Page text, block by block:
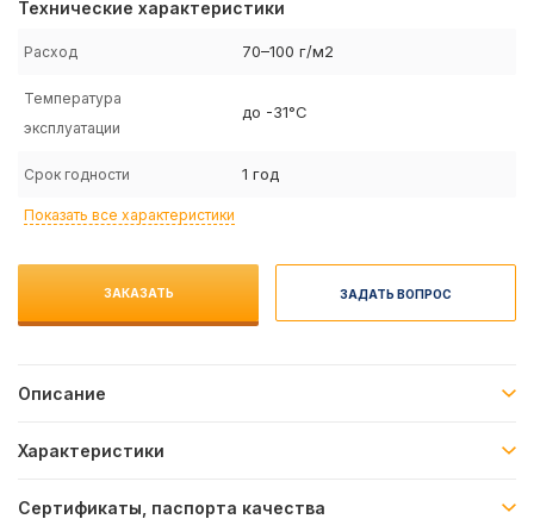
Технические характеристики
Расход 70–100 г/м2
Температура
эксплуатации
до -31°C
Срок годности 1 год
Показать все характеристики
ЗАКАЗАТЬ ЗАДАТЬ ВОПРОС
Описание
Характеристики
Сертификаты, паспорта качества